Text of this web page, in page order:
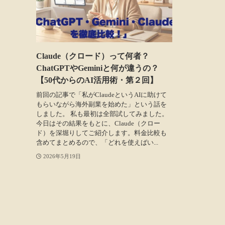
Claude（クロード）って何者？
ChatGPTやGeminiと何が違うの？
【50代からのAI活用術・第２回】
前回の記事で「私がClaudeというAIに助けて
もらいながら海外副業を始めた」という話を
しました。 私も最初は全部試してみました。
今日はその結果をもとに、Claude（クロー
ド）を深堀りしてご紹介します。料金比較も
含めてまとめるので、「どれを使えばい...
2026年5月19日